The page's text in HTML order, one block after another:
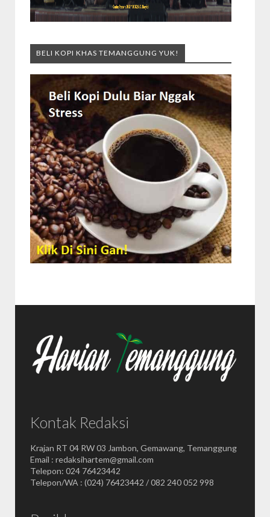
BELI KOPI KHAS TEMANGGUNG YUK!
Kontak Redaksi
Krajan RT 04 RW 03 Jambon, Gemawang, Temanggung
Email : redaksihartem@gmail.com
Telepon: 024 76423442
Telepon/WA : (024) 76423442 / 082 240 052 998